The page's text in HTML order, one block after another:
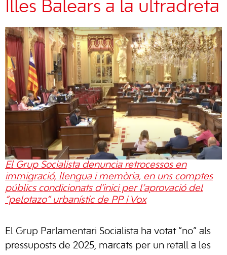
Illes Balears a la ultradreta
El Grup Socialista denuncia retrocessos en
immigració, llengua i memòria, en uns comptes
públics condicionats d’inici per l’aprovació del
“pelotazo” urbanístic de PP i Vox
El Grup Parlamentari Socialista ha votat “no” als
pressuposts de 2025, marcats per un retall a les